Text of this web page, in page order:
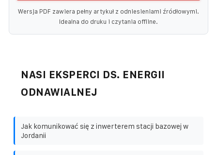
Wersja PDF zawiera pełny artykuł z odniesieniami źródłowymi.
Idealna do druku i czytania offline.
NASI EKSPERCI DS. ENERGII
ODNAWIALNEJ
Jak komunikować się z inwerterem stacji bazowej w
Jordanii